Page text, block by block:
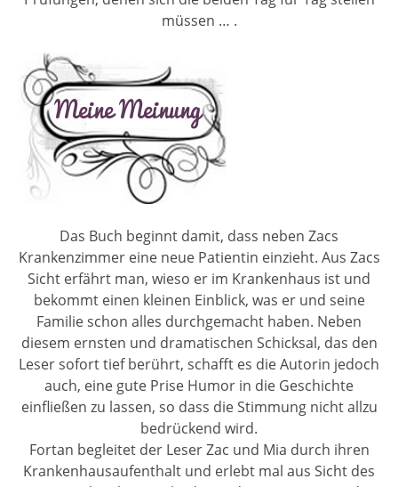
müssen … .
Das Buch beginnt damit, dass neben Zacs
Krankenzimmer eine neue Patientin einzieht. Aus Zacs
Sicht erfährt man, wieso er im Krankenhaus ist und
bekommt einen kleinen Einblick, was er und seine
Familie schon alles durchgemacht haben. Neben
diesem ernsten und dramatischen Schicksal, das den
Leser sofort tief berührt, schafft es die Autorin jedoch
auch, eine gute Prise Humor in die Geschichte
einfließen zu lassen, so dass die Stimmung nicht allzu
bedrückend wird.
Fortan begleitet der Leser Zac und Mia durch ihren
Krankenhausaufenthalt und erlebt mal aus Sicht des